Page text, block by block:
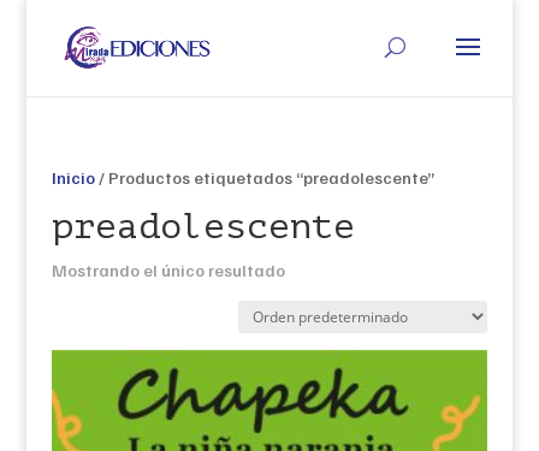
Inicio/ Productos etiquetados “preadolescente”
preadolescente
Mostrando el único resultado